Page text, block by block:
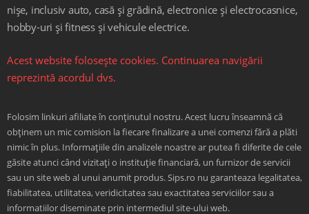
nișe, inclusiv auto, casă și grădină, electronice și electrocasnice,
hobby-uri și fitness și vehicule electrice.
Acest website folosește cookies. Continuarea navigării
reprezintă acordul dvs.
Folosim linkuri afiliate în conținutul nostru. Acest lucru înseamnă că
obținem un mic comision la fiecare finalizare a unei comenzi fără a plăti
nimic în plus. Informațiile din analizele noastre ar putea fi diferite de cele
găsite atunci când vizitați o instituție financiară, un furnizor de servicii
sau un site web al unui anumit produs. Sips.ro nu garanteaza legalitatea,
fiabilitatea, utilitatea, veridicitatea sau exactitatea serviciilor sau a
informatiilor diseminate prin intermediul site-ului web.